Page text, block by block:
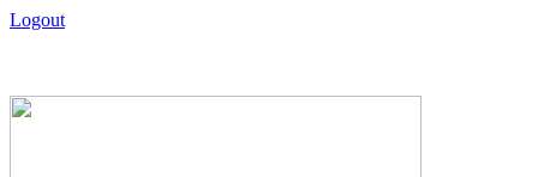
Logout